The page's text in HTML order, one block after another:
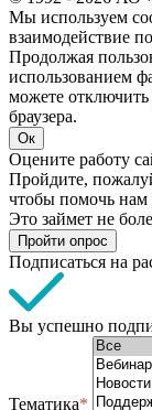
Мы используем
взаимодействие
Продолжая
использованием
можете
браузера.
Ок
Оцените работу
Пройдите,
чтобы помочь нам
Это займет не
Пройти опрос
Подписаться на
Вы успешно
Тематика*